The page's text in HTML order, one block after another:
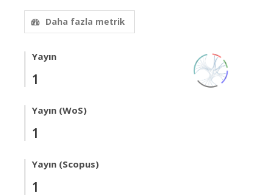
Daha fazla metrik
Yayın
1
Yayın (WoS)
1
Yayın (Scopus)
1